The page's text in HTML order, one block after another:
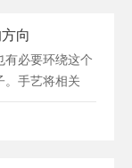
向
有必要环绕这个
。手艺将相关